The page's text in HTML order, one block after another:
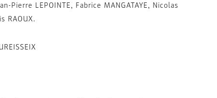
Pierre LEPOINTE, Fabrice MANGATAYE, Nicolas
RAOUX.